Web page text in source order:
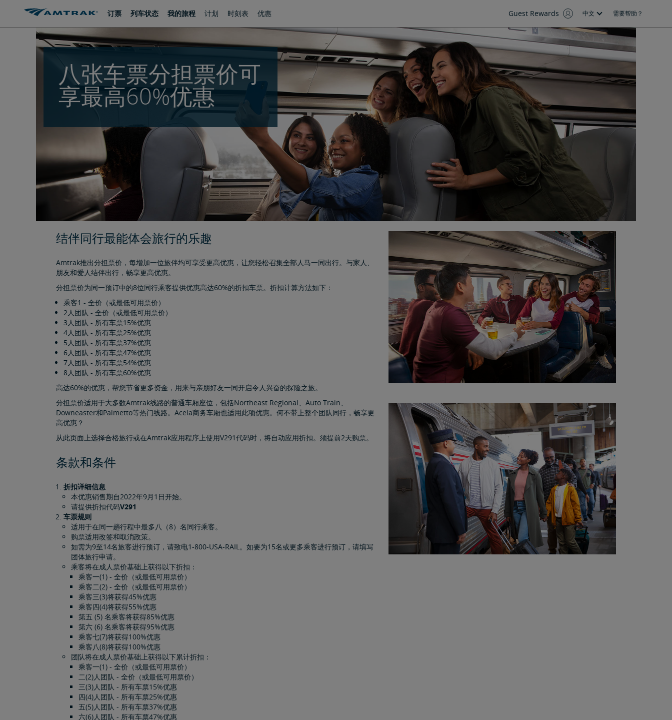
内
导
订票 列车状态 我的旅程 计划 时刻表 优惠 Guest Rewards 中文 需要帮助？
八张车票分担票价可
享最高60%优惠
结伴同行最能体会旅行的乐趣
Amtrak推出分担票价，每增加一位旅伴均可享受更高优惠，让您轻松召集全部人马一同出行。与家人、
朋友和爱人结伴出行，畅享更高优惠。
分担票价为同一预订中的8位同行乘客提供优惠高达60%的折扣车票。折扣计算方法如下：
乘客1 - 全价（或最低可用票价）
2人团队 - 全价（或最低可用票价）
3人团队 - 所有车票15%优惠
4人团队 - 所有车票25%优惠
5人团队 - 所有车票37%优惠
6人团队 - 所有车票47%优惠
7人团队 - 所有车票54%优惠
8人团队 - 所有车票60%优惠
高达60%的优惠，帮您节省更多资金，用来与亲朋好友一同开启令人兴奋的探险之旅。
分担票价适用于大多数Amtrak线路的普通车厢座位，包括Northeast Regional、Auto Train、
Downeaster和Palmetto等热门线路。Acela商务车厢也适用此项优惠。何不带上整个团队同行，畅享更
高优惠？
从此页面上选择合格旅行或在Amtrak应用程序上使用V291代码时，将自动应用折扣。须提前2天购票。
条款和条件
折扣详细信息
本优惠销售期自2022年9月1日开始。
请提供折扣代码V291
车票规则
适用于在同一趟行程中最多八（8）名同行乘客。
购票适用改签和取消政策。
如需为9至14名旅客进行预订，请致电1-800-USA-RAIL。如要为15名或更多乘客进行预订，请填写
团体旅行申请。
乘客将在成人票价基础上获得以下折扣：
乘客一(1) - 全价（或最低可用票价）
乘客二(2) - 全价（或最低可用票价）
乘客三(3)将获得45%优惠
乘客四(4)将获得55%优惠
第五 (5) 名乘客将获得85%优惠
第六 (6) 名乘客将获得95%优惠
乘客七(7)将获得100%优惠
乘客八(8)将获得100%优惠
团队将在成人票价基础上获得以下累计折扣：
乘客一(1) - 全价（或最低可用票价）
二(2)人团队 - 全价（或最低可用票价）
三(3)人团队 - 所有车票15%优惠
四(4)人团队 - 所有车票25%优惠
五(5)人团队 - 所有车票37%优惠
六(6)人团队 - 所有车票47%优惠